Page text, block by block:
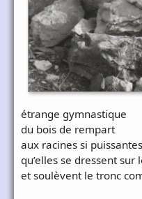
étrange gymnastique
du bois de rempart
aux racines si puissantes
qu’elles se dressent sur
et soulèvent le tronc